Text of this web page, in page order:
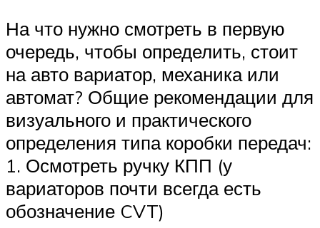
На что нужно смотреть в первую
очередь, чтобы определить, стоит
на авто вариатор, механика или
автомат? Общие рекомендации для
визуального и практического
определения типа коробки передач:
1. Осмотреть ручку КПП (у
вариаторов почти всегда есть
обозначение CVT)